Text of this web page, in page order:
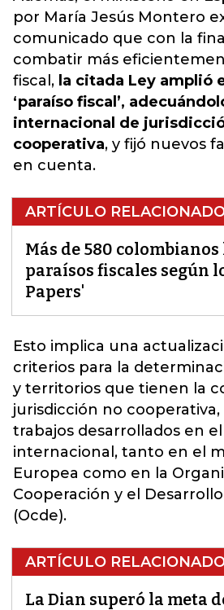
por María Jesús Montero
comunicado que con la
combatir más
fiscal, la citada Ley amplió
‘paraíso fiscal’,
internacional de
cooperativa, y fijó nuevos
en cuenta.
ARTÍCULO
Más de 580
paraísos fiscales según
Papers'
Esto implica una
criterios para la
y territorios que tienen la
jurisdicción no cooperativa
trabajos desarrollados en
internacional, tanto en el
Europea como en la
Cooperación y el
(Ocde).
ARTÍCULO
La Dian superó la meta